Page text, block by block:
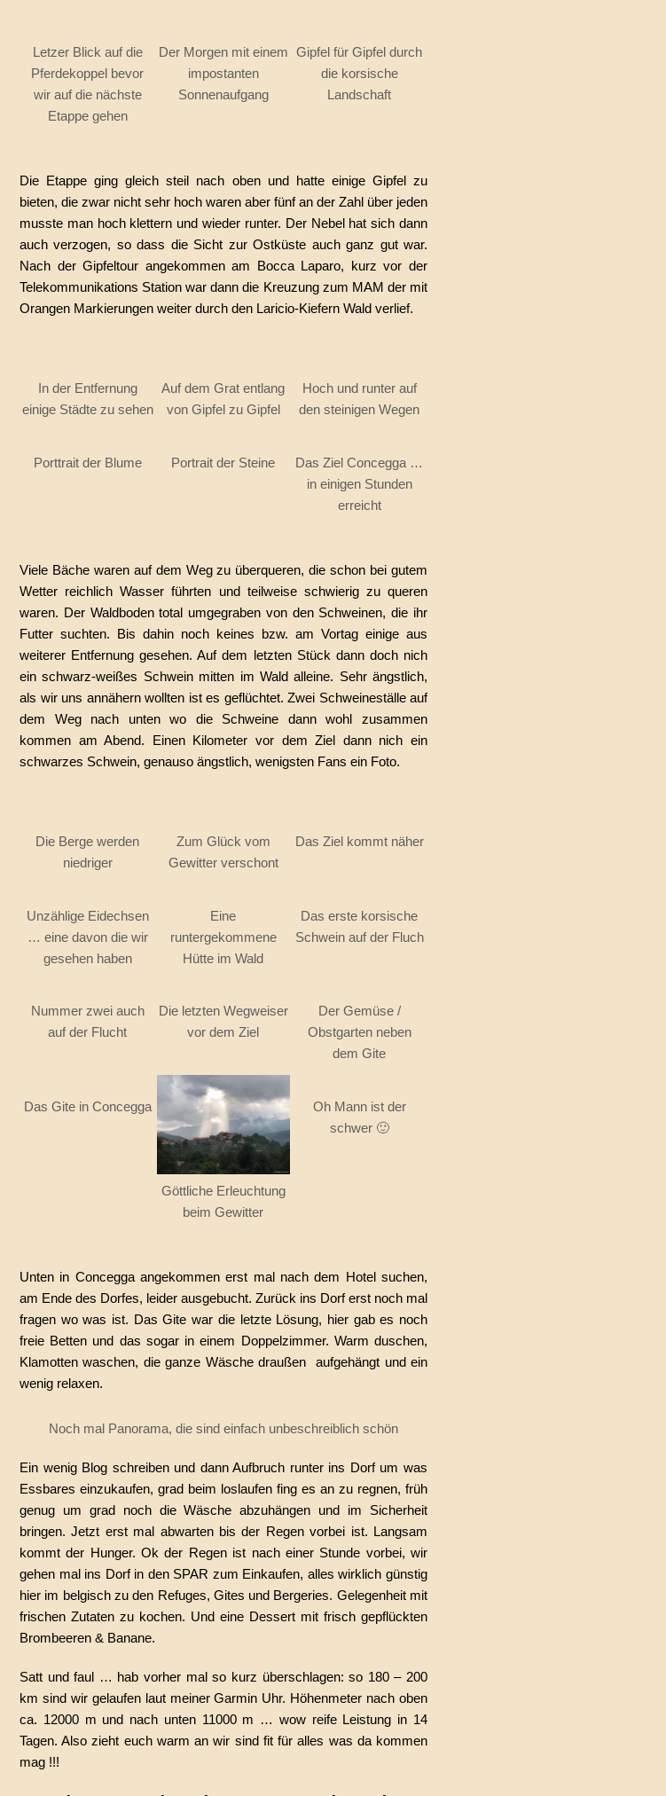
Letzer Blick auf die
Pferdekoppel bevor
wir auf die nächste
Etappe gehen
Der Morgen mit einem
impostanten
Sonnenaufgang
Gipfel für Gipfel durch
die korsische
Landschaft
Die Etappe ging gleich steil nach oben und hatte einige Gipfel zu
bieten, die zwar nicht sehr hoch waren aber fünf an der Zahl über jeden
musste man hoch klettern und wieder runter. Der Nebel hat sich dann
auch verzogen, so dass die Sicht zur Ostküste auch ganz gut war.
Nach der Gipfeltour angekommen am Bocca Laparo, kurz vor der
Telekommunikations Station war dann die Kreuzung zum MAM der mit
Orangen Markierungen weiter durch den Laricio-Kiefern Wald verlief.
In der Entfernung
einige Städte zu sehen
Auf dem Grat entlang
von Gipfel zu Gipfel
Hoch und runter auf
den steinigen Wegen
Porttrait der Blume Portrait der Steine
Das Ziel Concegga …
in einigen Stunden
erreicht
Viele Bäche waren auf dem Weg zu überqueren, die schon bei gutem
Wetter reichlich Wasser führten und teilweise schwierig zu queren
waren. Der Waldboden total umgegraben von den Schweinen, die ihr
Futter suchten. Bis dahin noch keines bzw. am Vortag einige aus
weiterer Entfernung gesehen. Auf dem letzten Stück dann doch nich
ein schwarz-weißes Schwein mitten im Wald alleine. Sehr ängstlich,
als wir uns annähern wollten ist es geflüchtet. Zwei Schweineställe auf
dem Weg nach unten wo die Schweine dann wohl zusammen
kommen am Abend. Einen Kilometer vor dem Ziel dann nich ein
schwarzes Schwein, genauso ängstlich, wenigsten Fans ein Foto.
Die Berge werden
niedriger
Zum Glück vom
Gewitter verschont
Das Ziel kommt näher
Unzählige Eidechsen
… eine davon die wir
gesehen haben
Eine
runtergekommene
Hütte im Wald
Das erste korsische
Schwein auf der Fluch
Nummer zwei auch
auf der Flucht
Die letzten Wegweiser
vor dem Ziel
Der Gemüse /
Obstgarten neben
dem Gite
Das Gite in Concegga
Göttliche Erleuchtung
beim Gewitter
Oh Mann ist der
schwer 🙂
Unten in Concegga angekommen erst mal nach dem Hotel suchen,
am Ende des Dorfes, leider ausgebucht. Zurück ins Dorf erst noch mal
fragen wo was ist. Das Gite war die letzte Lösung, hier gab es noch
freie Betten und das sogar in einem Doppelzimmer. Warm duschen,
Klamotten waschen, die ganze Wäsche draußen
aufgehängt und ein
wenig relaxen.
Noch mal Panorama, die sind einfach unbeschreiblich schön
Ein wenig Blog schreiben und dann Aufbruch runter ins Dorf um was
Essbares einzukaufen, grad beim loslaufen fing es an zu regnen, früh
genug um grad noch die Wäsche abzuhängen und im Sicherheit
bringen. Jetzt erst mal abwarten bis der Regen vorbei ist. Langsam
kommt der Hunger. Ok der Regen ist nach einer Stunde vorbei, wir
gehen mal ins Dorf in den SPAR zum Einkaufen, alles wirklich günstig
hier im belgisch zu den Refuges, Gites und Bergeries. Gelegenheit mit
frischen Zutaten zu kochen. Und eine Dessert mit frisch gepflückten
Brombeeren & Banane.
Satt und faul … hab vorher mal so kurz überschlagen: so 180 – 200
km sind wir gelaufen laut meiner Garmin Uhr. Höhenmeter nach oben
ca. 12000 m und nach unten 11000 m … wow reife Leistung in 14
Tagen. Also zieht euch warm an wir sind fit für alles was da kommen
mag !!!